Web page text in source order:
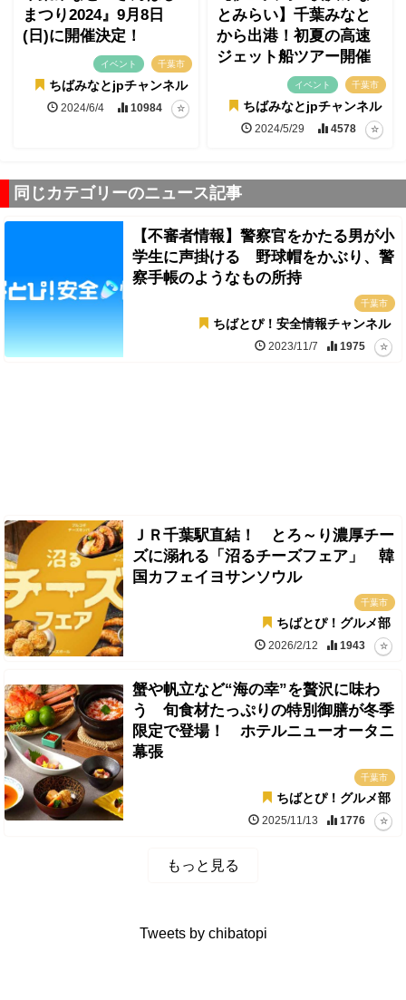
まつり2024』9月8日
(日)に開催決定！
イベント 千葉市
ちばみなとjpチャンネル
2024/6/4 10984
とみらい】千葉みなと
から出港！初夏の高速
ジェット船ツアー開催
イベント 千葉市
ちばみなとjpチャンネル
2024/5/29 4578
同じカテゴリーのニュース記事
【不審者情報】警察官をかたる男が小
学生に声掛ける 野球帽をかぶり、警
察手帳のようなもの所持
千葉市
ちばとぴ！安全情報チャンネル
2023/11/7 1975
ＪＲ千葉駅直結！ とろ～り濃厚チー
ズに溺れる「沼るチーズフェア」 韓
国カフェイヨサンソウル
千葉市
ちばとぴ！グルメ部
2026/2/12 1943
蟹や帆立など“海の幸”を贅沢に味わ
う 旬食材たっぷりの特別御膳が冬季
限定で登場！ ホテルニューオータニ
幕張
千葉市
ちばとぴ！グルメ部
2025/11/13 1776
もっと見る
Tweets by chibatopi